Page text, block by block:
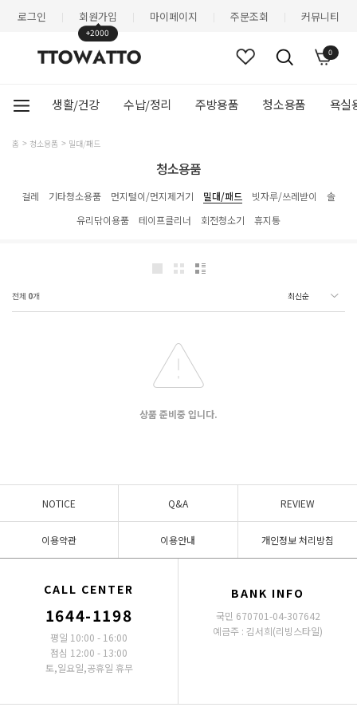
로그인 회원가입
+2000
마이페이지 주문조회 커뮤니티
0
생활/건강 수납/정리 주방용품 청소용품 욕실
홈 청소용품 밀대/패드
청소용품
걸레 기타청소용품 먼지털이/먼지제거기 밀대/패드 빗자루/쓰레받이
솔
유리닦이용품
테이프클리너 회전청소기 휴지통
전체 0개
상품 준비중 입니다.
NOTICE Q&A REVIEW
이용약관 이용안내 개인정보 처리방침
CALL CENTER
1644-1198
평일 10:00 - 16:00
점심 12:00 - 13:00
토,일요일,공휴일 휴무
BANK INFO
국민 670701-04-307642
예금주 : 김서희(리빙스타일)